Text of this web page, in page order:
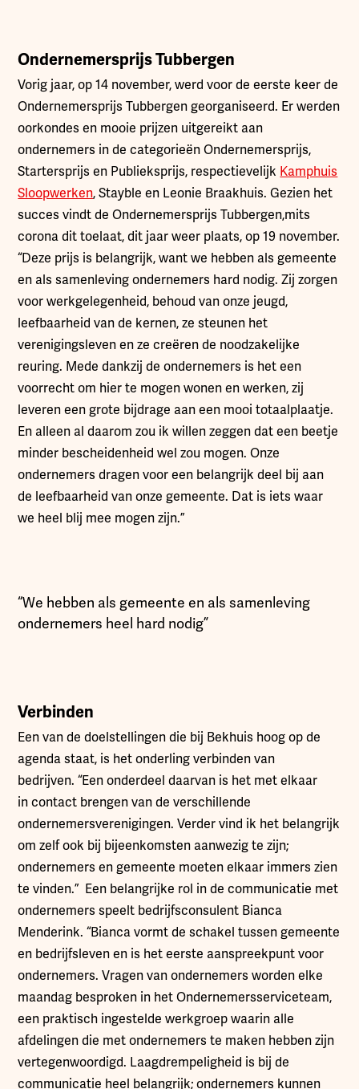
Ondernemersprijs Tubbergen
Vorig jaar, op 14 november, werd voor de eerste keer de
Ondernemersprijs Tubbergen georganiseerd. Er werden
oorkondes en mooie prijzen uitgereikt aan
ondernemers in de categorieën Ondernemersprijs,
Startersprijs en Publieksprijs, respectievelijk Kamphuis
Sloopwerken, Stayble en Leonie Braakhuis. Gezien het
succes vindt de Ondernemersprijs Tubbergen,mits
corona dit toelaat, dit jaar weer plaats, op 19 november.
“Deze prijs is belangrijk, want we hebben als gemeente
en als samenleving ondernemers hard nodig. Zij zorgen
voor werkgelegenheid, behoud van onze jeugd,
leefbaarheid van de kernen, ze steunen het
verenigingsleven en ze creëren de noodzakelijke
reuring. Mede dankzij de ondernemers is het een
voorrecht om hier te mogen wonen en werken, zij
leveren een grote bijdrage aan een mooi totaalplaatje.
En alleen al daarom zou ik willen zeggen dat een beetje
minder bescheidenheid wel zou mogen. Onze
ondernemers dragen voor een belangrijk deel bij aan
de leefbaarheid van onze gemeente. Dat is iets waar
we heel blij mee mogen zijn.”
“We hebben als gemeente en als samenleving
ondernemers heel hard nodig”
Verbinden
Een van de doelstellingen die bij Bekhuis hoog op de
agenda staat, is het onderling verbinden van
bedrijven. “Een onderdeel daarvan is het met elkaar
in contact brengen van de verschillende
ondernemersverenigingen. Verder vind ik het belangrijk
om zelf ook bij bijeenkomsten aanwezig te zijn;
ondernemers en gemeente moeten elkaar immers zien
te vinden.” Een belangrijke rol in de communicatie met
ondernemers speelt bedrijfsconsulent Bianca
Menderink. “Bianca vormt de schakel tussen gemeente
en bedrijfsleven en is het eerste aanspreekpunt voor
ondernemers. Vragen van ondernemers worden elke
maandag besproken in het Ondernemersserviceteam,
een praktisch ingestelde werkgroep waarin alle
afdelingen die met ondernemers te maken hebben zijn
vertegenwoordigd. Laagdrempeligheid is bij de
communicatie heel belangrijk; ondernemers kunnen